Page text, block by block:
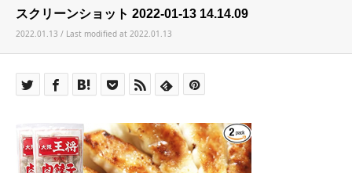
スクリーンショット 2022-01-13 14.14.09
2022.01.13 / Last modified at 2022.01.13